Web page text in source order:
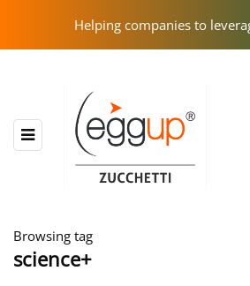
Helping companies to
Browsing tag
science+